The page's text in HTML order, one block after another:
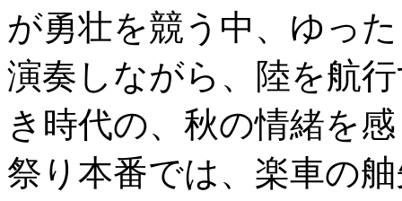
が勇壮を競う中、ゆっ
演奏しながら、陸を航
き時代の、秋の情緒を
祭り本番では、楽車の